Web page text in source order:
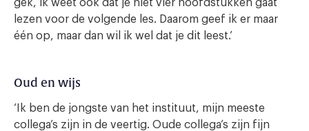
gek, ik weet ook dat je niet vier hoofdstukken gaat
lezen voor de volgende les. Daarom geef ik er maar
één op, maar dan wil ik wel dat je dit leest.’
Oud en wijs
‘Ik ben de jongste van het instituut, mijn meeste
collega’s zijn in de veertig. Oude collega’s zijn fijn